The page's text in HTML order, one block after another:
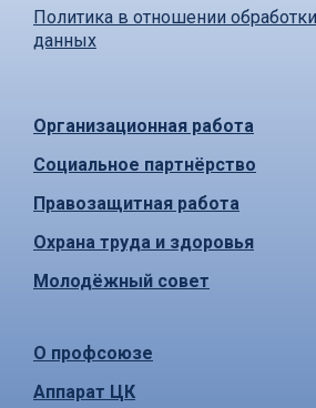
Политика в отношении
данных
Организационная работа
Социальное партнёрство
Правозащитная работа
Охрана труда и здоровья
Молодёжный совет
О профсоюзе
Аппарат ЦК